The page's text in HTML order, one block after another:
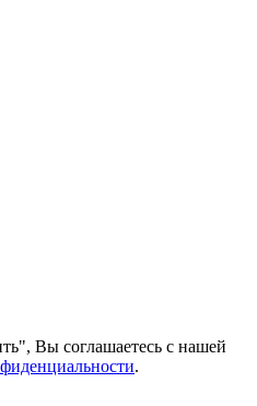
Вы соглашаетесь с нашей
.